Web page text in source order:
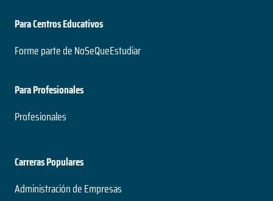
Para Centros Educativos
Forme parte de NoSeQueEstudiar
Para Profesionales
Profesionales
Carreras Populares
Administración de Empresas